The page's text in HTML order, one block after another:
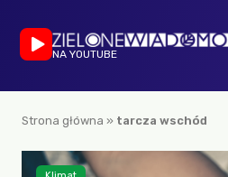
NA YOUTUBE
Strona główna » tarcza wschód